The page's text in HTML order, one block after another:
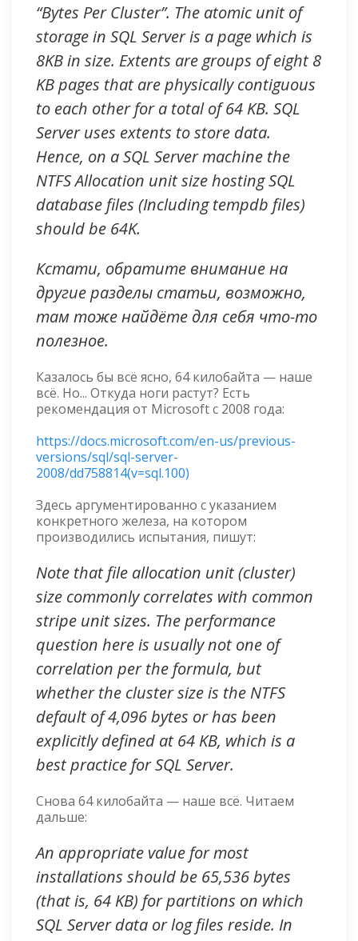
“Bytes Per Cluster”. The atomic unit of
storage in SQL Server is a page which is
8KB in size. Extents are groups of eight 8
KB pages that are physically contiguous
to each other for a total of 64 KB. SQL
Server uses extents to store data.
Hence, on a SQL Server machine the
NTFS Allocation unit size hosting SQL
database files (Including tempdb files)
should be 64K.
Кстати, обратите внимание на
другие разделы статьи, возможно,
там тоже найдёте для себя что-то
полезное.
Казалось бы всё ясно, 64 килобайта — наше
всё. Но... Откуда ноги растут? Есть
рекомендация от Microsoft с 2008 года:
https://docs.microsoft.com/en-us/previous-
versions/sql/sql-server-
2008/dd758814(v=sql.100)
Здесь аргументированно с указанием
конкретного железа, на котором
производились испытания, пишут:
Note that file allocation unit (cluster)
size commonly correlates with common
stripe unit sizes. The performance
question here is usually not one of
correlation per the formula, but
whether the cluster size is the NTFS
default of 4,096 bytes or has been
explicitly defined at 64 KB, which is a
best practice for SQL Server.
Снова 64 килобайта — наше всё. Читаем
дальше:
An appropriate value for most
installations should be 65,536 bytes
(that is, 64 KB) for partitions on which
SQL Server data or log files reside. In